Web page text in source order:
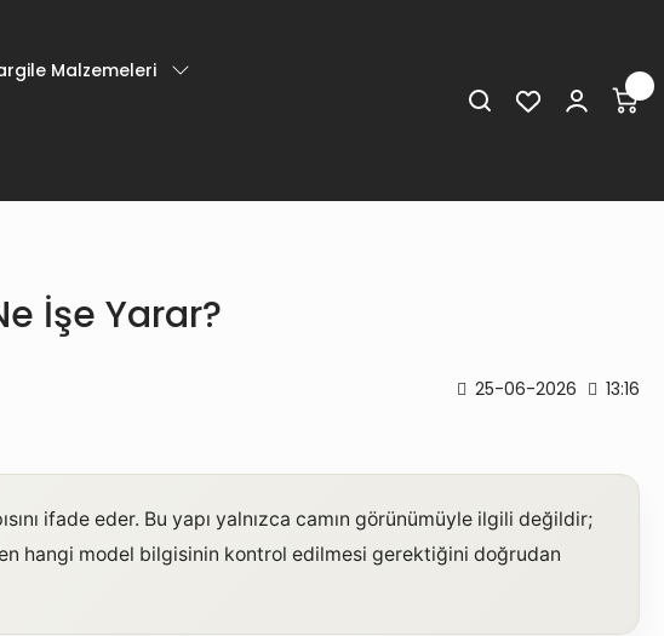
Malzemeleri
İşe Yarar?
25-06-2026 13:16
ifade eder. Bu yapı yalnızca camın görünümüyle ilgili değildir;
hangi model bilgisinin kontrol edilmesi gerektiğini doğrudan